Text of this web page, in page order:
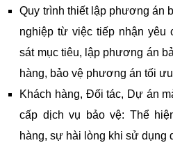
Quy trình thiết lập phương án
nghiệp từ việc tiếp nhận yêu
sát mục tiêu, lập phương án
hàng, bảo vệ phương án tối
Khách hàng, Đối tác, Dự án
cấp dịch vụ bảo vệ: Thể
hàng, sự hài lòng khi sử dụng